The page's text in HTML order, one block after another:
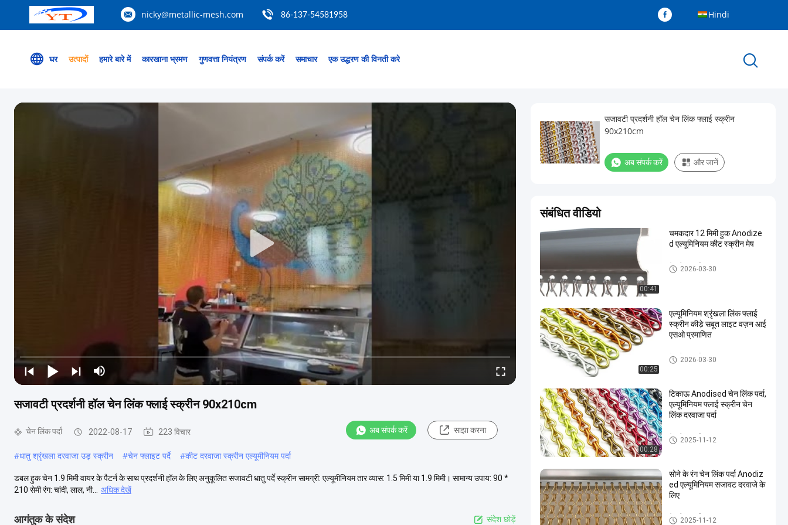
nicky@metallic-mesh.com 86-137-54581958 Hindi
घर उत्पादों हमारे बारे में कारखाना भ्रमण गुणवत्ता नियंत्रण संपर्क करें समाचार एक उद्धरण की विनती करे
सजावटी प्रदर्शनी हॉल चेन लिंक फ्लाई स्क्रीन 90x210cm
चेन लिंक पर्दा 2022-08-17 223 विचार अब संपर्क करें साझा करना
#धातु श्रृंखला दरवाजा उड़ स्क्रीन #चेन फ्लाइट पर्दे #कीट दरवाजा स्क्रीन एल्यूमीनियम पर्दा
डबल हुक चेन 1.9 मिमी वायर के पैटर्न के साथ प्रदर्शनी हॉल के लिए अनुकूलित सजावटी धातु पर्दे स्क्रीन सामग्री: एल्यूमीनियम तार व्यास: 1.5 मिमी या 1.9 मिमी। सामान्य उपाय: 90 *
210 सेमी रंग: चांदी, लाल, नी...
अधिक देखें
आगंतुक के संदेश संदेश छोड़ें
सजावटी प्रदर्शनी हॉल चेन लिंक फ्लाई स्क्रीन
90x210cm
अब संपर्क करें और जानें
संबंधित वीडियो
00:41
चमकदार 12 मिमी हुक Anodize
d एल्यूमिनियम कीट स्क्रीन मेष
चेन लिंक पर्दा
2026-03-30
00:25
एल्यूमिनियम श्रृंखला लिंक फ्लाई
स्क्रीन कीड़े सबूत लाइट वज़न आई
एसओ प्रमाणित
चेन लिंक पर्दा
2026-03-30
00:28
टिकाऊ Anodised चेन लिंक पर्दा,
एल्यूमिनियम फ्लाई स्क्रीन चेन
लिंक दरवाजा पर्दा
चेन लिंक पर्दा
2025-11-12
सोने के रंग चेन लिंक पर्दा Anodiz
ed एल्यूमिनियम सजावट दरवाजे के
लिए
चेन लिंक पर्दा
2025-11-12